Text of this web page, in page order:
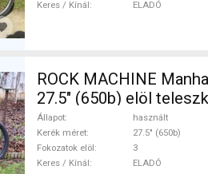
Keres / Kínál
ELADÓ
ROCK MACHINE
27.5" (650b) elöl
Állapot
használt
Kerék méret
27.5" (650b)
Fokozatok elöl
3
Keres / Kínál
ELADÓ